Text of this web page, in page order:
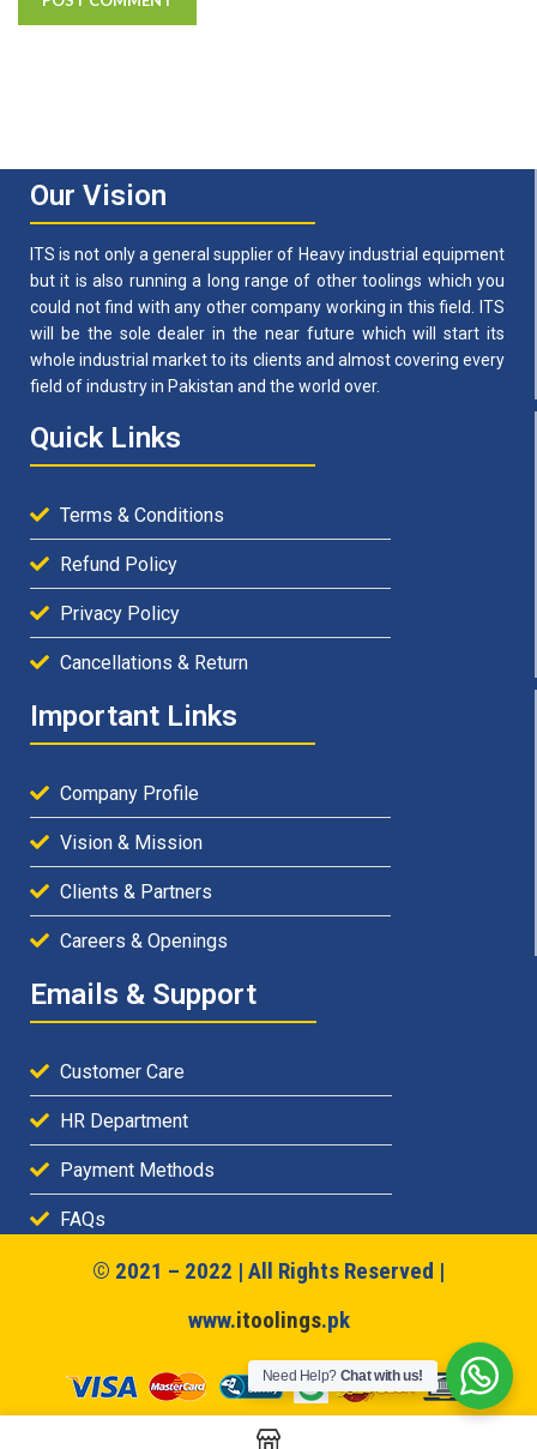
Our Vision
ITS is not only a general supplier of Heavy industrial equipment
but it is also running a long range of other toolings which you
could not find with any other company working in this field. ITS
will be the sole dealer in the near future which will start its
whole industrial market to its clients and almost covering every
field of industry in Pakistan and the world over.
Quick Links
Terms & Conditions
Refund Policy
Privacy Policy
Cancellations & Return
Important Links
Company Profile
Vision & Mission
Clients & Partners
Careers & Openings
Emails & Support
Customer Care
HR Department
Payment Methods
FAQs
© 2021 – 2022 | All Rights Reserved |
www.itoolings.pk
Need Help? Chat with us!